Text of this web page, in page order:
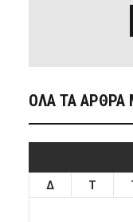
ΟΛΑ ΤΑ
Δ
Τ